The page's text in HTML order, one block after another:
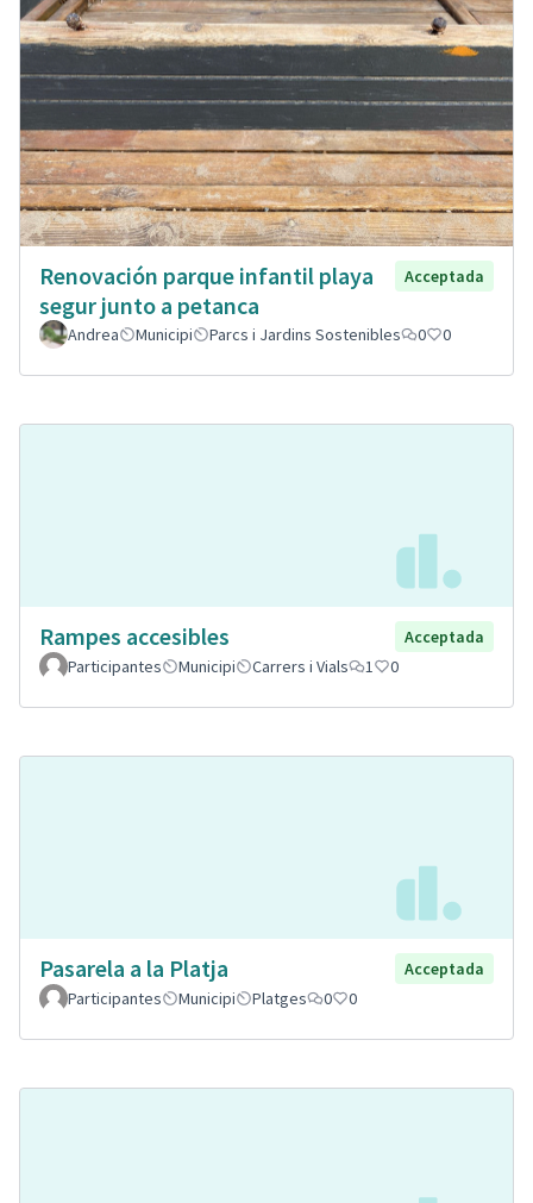
Renovación parque infantil playa
segur junto a petanca
Acceptada
Andrea Municipi Parcs i Jardins Sostenibles 0 0
Rampes accesibles
Acceptada
Participantes
Municipi Carrers i Vials 1 0
Pasarela a la Platja
Acceptada
Participantes
Municipi Platges 0 0